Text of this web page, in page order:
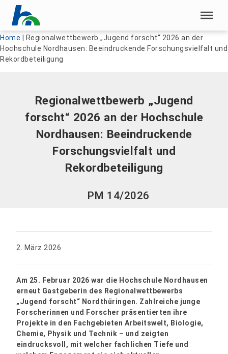
Menü überspringen
Menü überspringen
Home
Regionalwettbewerb „Jugend forscht“ 2026 an der
Hochschule Nordhausen: Beeindruckende Forschungsvielfalt und
Rekordbeteiligung
Regionalwettbewerb „Jugend
forscht“ 2026 an der Hochschule
Nordhausen: Beeindruckende
Forschungsvielfalt und
Rekordbeteiligung
PM 14/2026
2. März 2026
Am 25. Februar 2026 war die Hochschule Nordhausen
erneut Gastgeberin des Regionalwettbewerbs
„Jugend forscht“ Nordthüringen. Zahlreiche junge
Forscherinnen und Forscher präsentierten ihre
Projekte in den Fachgebieten Arbeitswelt, Biologie,
Chemie, Physik und Technik – und zeigten
eindrucksvoll, mit welcher fachlichen Tiefe und